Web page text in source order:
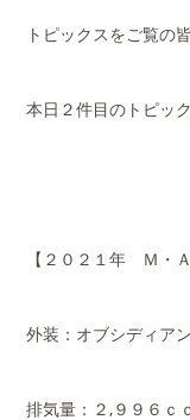
トピックスをご覧の
本日２件目のトピッ
【２０２１年 Ｍ・
外装：オブシディア
排気量：２,９９６ｃｃ